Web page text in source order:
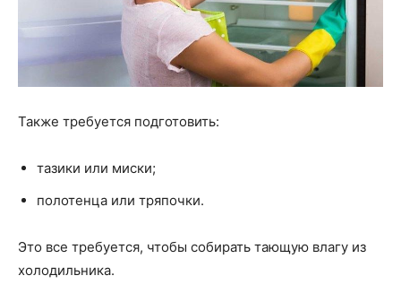
Также требуется подготовить:
тазики или миски;
полотенца или тряпочки.
Это все требуется, чтобы собирать тающую влагу из
холодильника.